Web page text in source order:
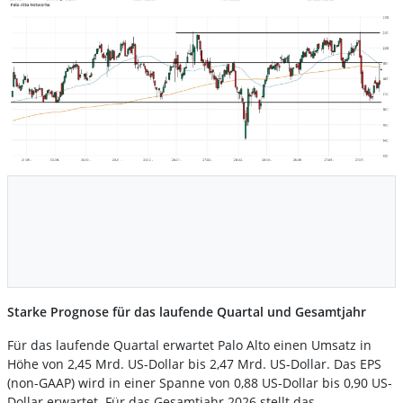
Starke Prognose für das laufende Quartal und Gesamtjahr
Für das laufende Quartal erwartet Palo Alto einen Umsatz in
Höhe von 2,45 Mrd. US-Dollar bis 2,47 Mrd. US-Dollar. Das EPS
(non-GAAP) wird in einer Spanne von 0,88 US-Dollar bis 0,90 US-